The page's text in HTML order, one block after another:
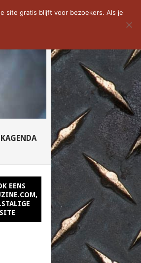
EENS
site gratis blijft voor bezoekers. Als je